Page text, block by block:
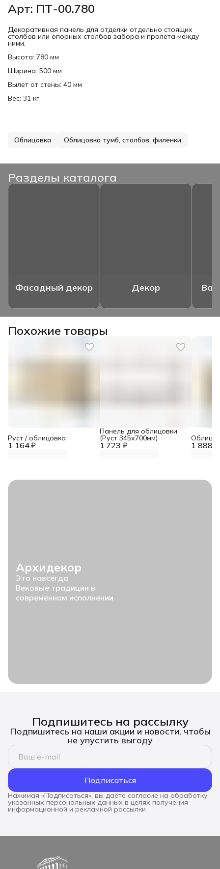
Арт: ПТ-00.780
Декоративная панель для отделки отдельно стоящих
столбов или опорных столбов забора и пролета между
ними.
Высота: 780 мм
Ширина: 500 мм
Вылет от стены: 40 мм
Вес: 31 кг
Облицовка Облицовка тумб, столбов, филенки
Разделы каталога
Фасадный декор Декор
Похожие товары
1 164 ₽
Руст / облицовка
1 723 ₽
Панель для облицовки
(Руст 345х700мм)
1 888 ₽
Архидекор
Это навсегда
Вековые традиции в
современном исполнении
Подпишитесь на рассылку
Подпишитесь на наши акции и новости, чтобы
не упустить выгоду
Подписаться
Нажимая «Подписаться», вы даете согласие на обработку
указанных персональных данных в целях получения
информационной и рекламной рассылки